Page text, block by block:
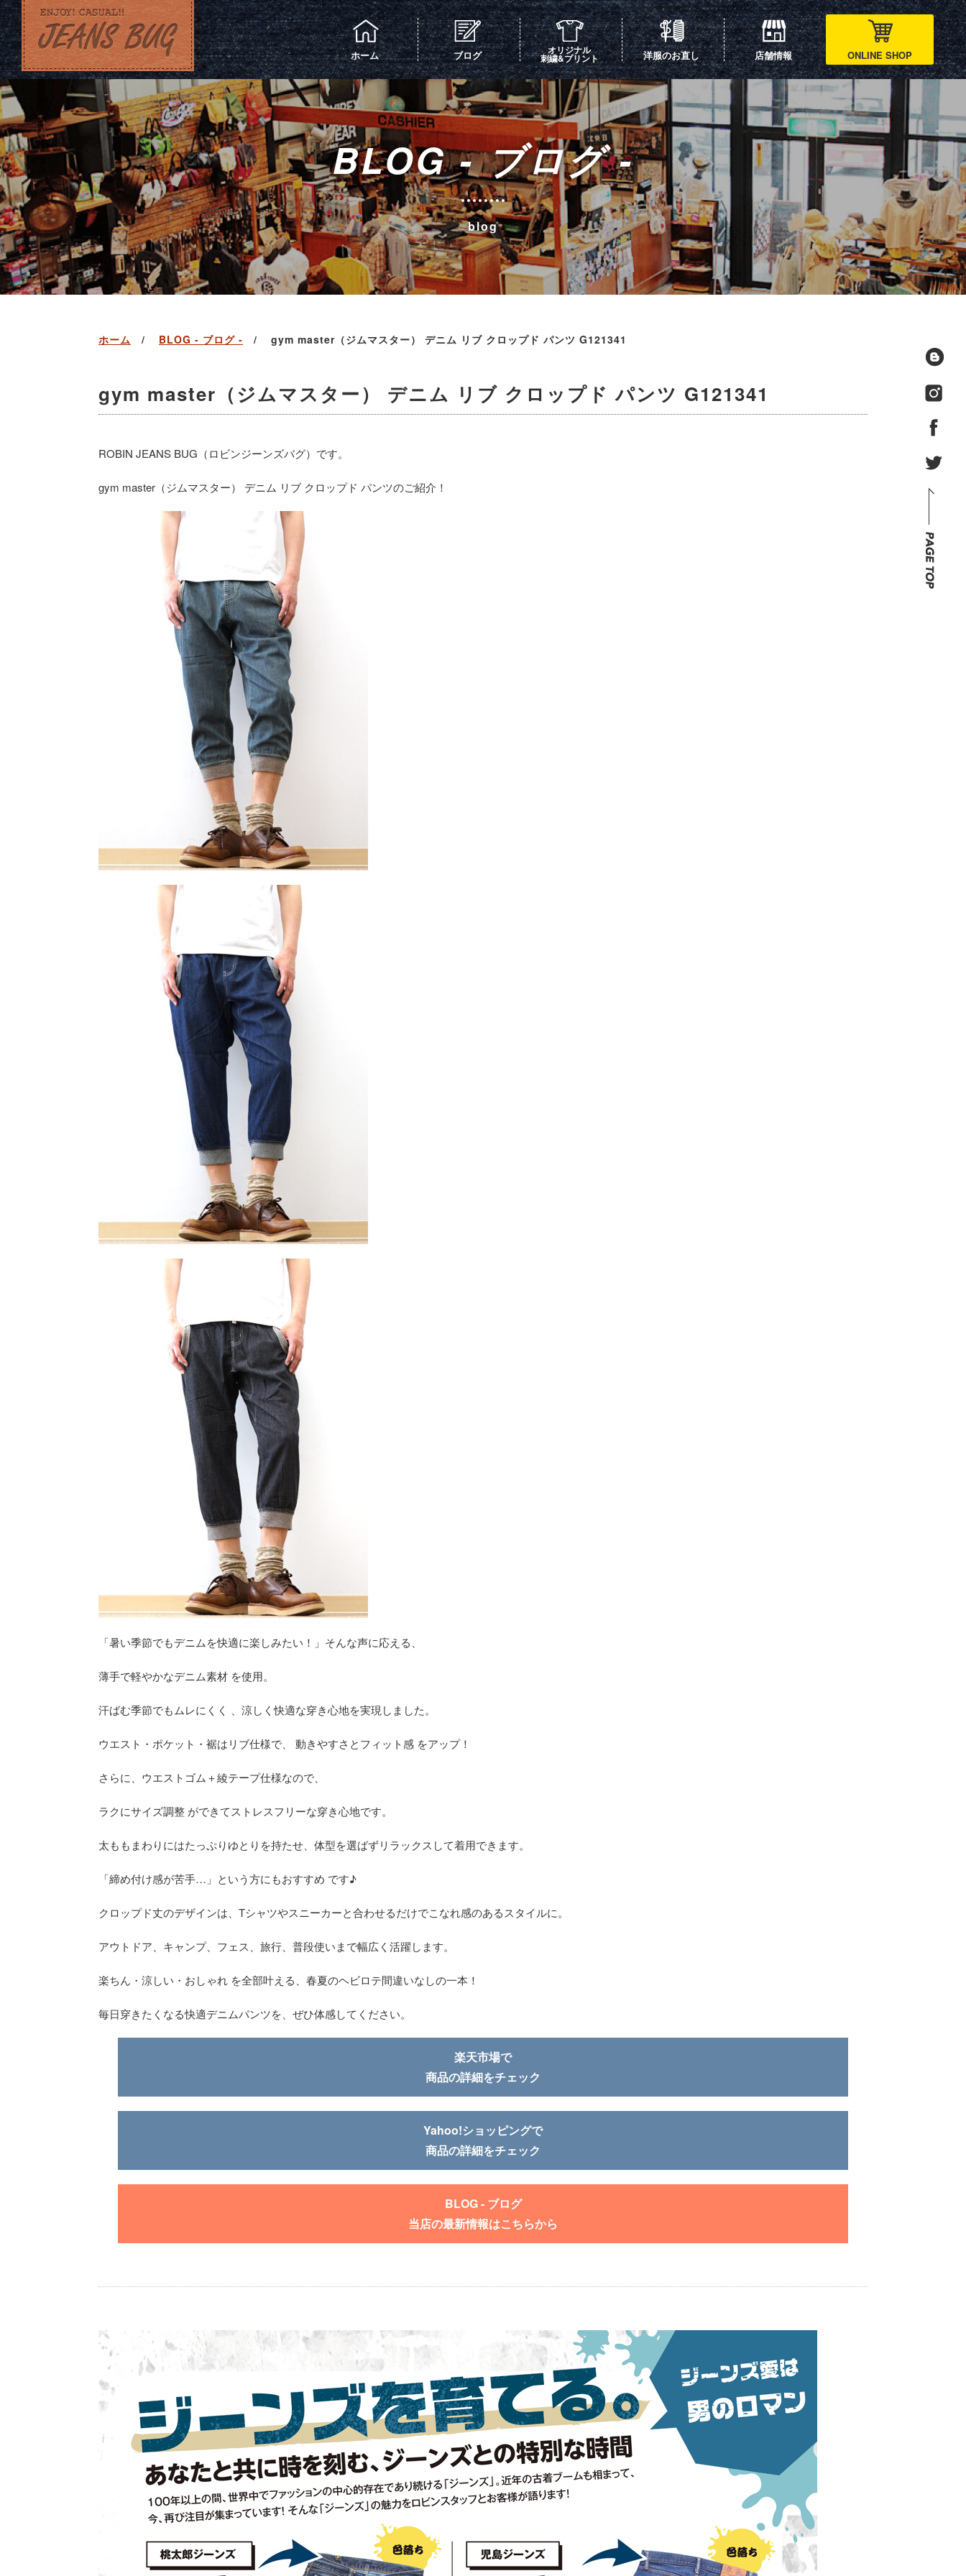
ホーム ブログ オリジナル
刺繍&プリント 洋服のお直し 店舗情報 ONLINE SHOP
BLOG - ブログ -
blog
ホーム BLOG - ブログ - gym master（ジムマスター） デニム リブ クロップド パンツ G121341
gym master（ジムマスター） デニム リブ クロップド パンツ G121341
ROBIN JEANS BUG（ロビンジーンズバグ）です。
gym master（ジムマスター） デニム リブ クロップド パンツのご紹介！
「暑い季節でもデニムを快適に楽しみたい！」そんな声に応える、
薄手で軽やかなデニム素材 を使用。
汗ばむ季節でもムレにくく 、涼しく快適な穿き心地を実現しました。
ウエスト・ポケット・裾はリブ仕様で、 動きやすさとフィット感 をアップ！
さらに、ウエストゴム＋綾テープ仕様なので、
ラクにサイズ調整 ができてストレスフリーな穿き心地です。
太ももまわりにはたっぷりゆとりを持たせ、体型を選ばずリラックスして着用できます。
「締め付け感が苦手…」という方にもおすすめ です♪
クロップド丈のデザインは、Tシャツやスニーカーと合わせるだけでこなれ感のあるスタイルに。
アウトドア、キャンプ、フェス、旅行、普段使いまで幅広く活躍します。
楽ちん・涼しい・おしゃれ を全部叶える、春夏のヘビロテ間違いなしの一本！
毎日穿きたくなる快適デニムパンツを、ぜひ体感してください。
楽天市場で
商品の詳細をチェック
Yahoo!ショッピングで
商品の詳細をチェック
BLOG - ブログ
当店の最新情報はこちらから